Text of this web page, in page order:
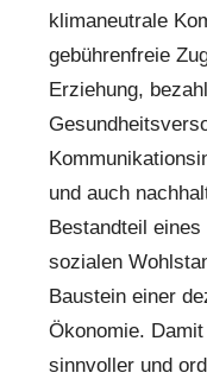
klimaneutrale
gebührenfreie
Erziehung,
und auch
Bestandteil
sozialen
Baustein einer
Ökonomie.
sinnvoller und